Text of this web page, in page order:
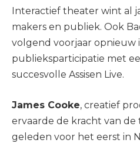
Interactief theater wint al
makers en publiek. Ook
volgend voorjaar opnieuw
publieksparticipatie met
succesvolle Assisen Live.
James Cooke, creatief
ervaarde de kracht van
geleden voor het eerst in